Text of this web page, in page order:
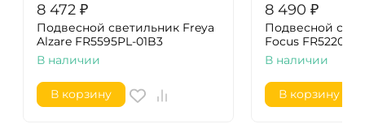
8 472 ₽
Подвесной светильник Freya
Alzare FR5595PL-01B3
В наличии
В корзину
8 490 ₽
Подвесной
Focus FR5220PL-
В наличии
В корзину